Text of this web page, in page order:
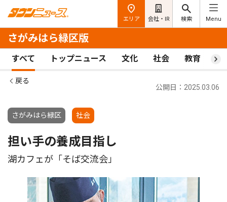
エリア 会社・IR 検索 Menu
さがみはら緑区版
すべて トップニュース 文化 社会 教育 ス
戻る
さがみはら緑区 社会
公開日：2025.03.06
担い手の養成目指し
湖カフェが「そば交流会」